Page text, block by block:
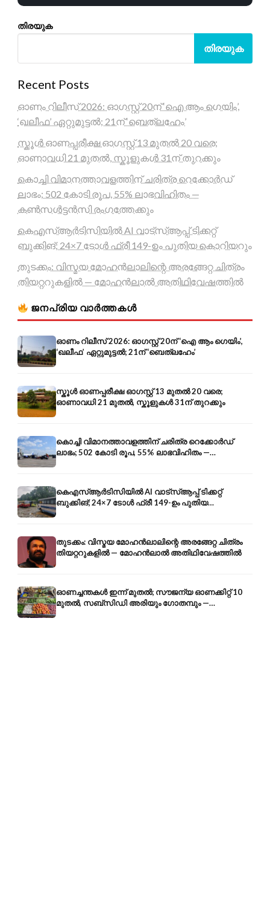
തിരയുക
തിരയുക
Recent Posts
ഓണം റിലീസ് 2026: ഓഗസ്റ്റ് 20ന് ‘ഐ ആം ഗെയിം’,
‘ഖലീഫ’ ഏറ്റുമുട്ടൽ; 21ന് ‘ബെത്‌ലഹേം’
സ്കൂൾ ഓണപ്പരീക്ഷ ഓഗസ്റ്റ് 13 മുതൽ 20 വരെ;
ഓണാവധി 21 മുതൽ, സ്കൂളുകൾ 31ന് തുറക്കും
കൊച്ചി വിമാനത്താവളത്തിന് ചരിത്ര റെക്കോർഡ്
ലാഭം; 502 കോടി രൂപ, 55% ലാഭവിഹിതം —
കൺസൾട്ടൻസി രംഗത്തേക്കും
കെഎസ്ആർടിസിയിൽ AI വാട്സ്ആപ്പ് ടിക്കറ്റ്
ബുക്കിങ്; 24×7 ടോൾ ഫ്രീ 149-ഉം പുതിയ കൊറിയറും
തുടക്കം: വിസ്മയ മോഹൻലാലിന്റെ അരങ്ങേറ്റ ചിത്രം
തിയറ്ററുകളിൽ — മോഹൻലാൽ അതിഥിവേഷത്തിൽ
ജനപ്രിയ വാർത്തകൾ
ഓണം റിലീസ് 2026: ഓഗസ്റ്റ് 20ന് ‘ഐ ആം ഗെയിം’,
‘ഖലീഫ’ ഏറ്റുമുട്ടൽ; 21ന് ‘ബെത്‌ലഹേം’
സ്കൂൾ ഓണപ്പരീക്ഷ ഓഗസ്റ്റ് 13 മുതൽ 20 വരെ;
ഓണാവധി 21 മുതൽ, സ്കൂളുകൾ 31ന് തുറക്കും
കൊച്ചി വിമാനത്താവളത്തിന് ചരിത്ര റെക്കോർഡ്
ലാഭം; 502 കോടി രൂപ, 55% ലാഭവിഹിതം —
കൺസൾട്ടൻസി രംഗത്തേക്കും
കെഎസ്ആർടിസിയിൽ AI വാട്സ്ആപ്പ് ടിക്കറ്റ്
ബുക്കിങ്; 24×7 ടോൾ ഫ്രീ 149-ഉം പുതിയ
കൊറിയറും
തുടക്കം: വിസ്മയ മോഹൻലാലിന്റെ അരങ്ങേറ്റ ചിത്രം
തിയറ്ററുകളിൽ — മോഹൻലാൽ അതിഥിവേഷത്തിൽ
ഓണച്ചന്തകൾ ഇന്ന് മുതൽ; സൗജന്യ ഓണക്കിറ്റ് 10
മുതൽ, സബ്സിഡി അരിയും ഗോതമ്പും —
വിലക്കയറ്റത്തിന് കടിഞ്ഞാൺ